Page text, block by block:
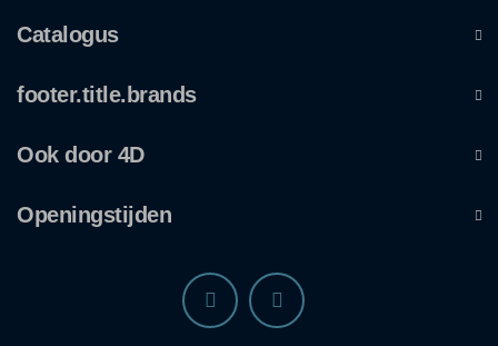
Catalogus
footer.title.brands
Ook door 4D
Openingstijden